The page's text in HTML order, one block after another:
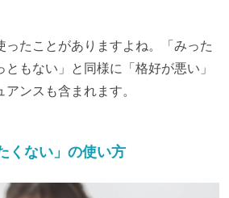
ったことがありますよね。「みった
もない」と同様に「格好が悪い」
ンスも含まれます。
くない」の使い方